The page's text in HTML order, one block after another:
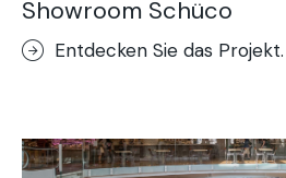
Showroom Schüco
Entdecken Sie das Projekt.